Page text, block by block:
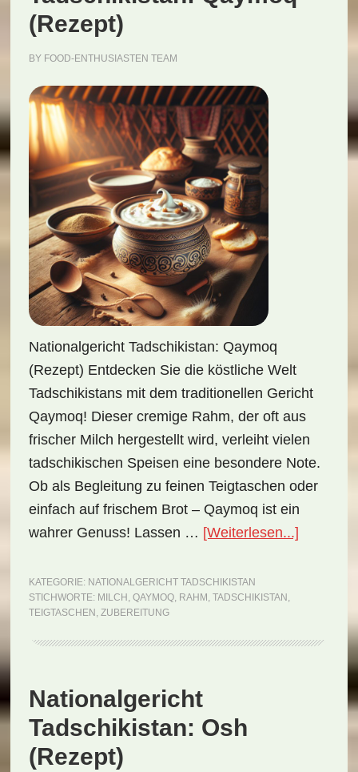
(Rezept)
BY FOOD-ENTHUSIASTEN TEAM
Nationalgericht Tadschikistan: Qaymoq
(Rezept) Entdecken Sie die köstliche Welt
Tadschikistans mit dem traditionellen Gericht
Qaymoq! Dieser cremige Rahm, der oft aus
frischer Milch hergestellt wird, verleiht vielen
tadschikischen Speisen eine besondere Note.
Ob als Begleitung zu feinen Teigtaschen oder
einfach auf frischem Brot – Qaymoq ist ein
wahrer Genuss! Lassen … [Weiterlesen...]
KATEGORIE: NATIONALGERICHT TADSCHIKISTAN
STICHWORTE: MILCH , QAYMOQ, RAHM , TADSCHIKISTAN ,
TEIGTASCHEN , ZUBEREITUNG
Nationalgericht
Tadschikistan: Osh
(Rezept)